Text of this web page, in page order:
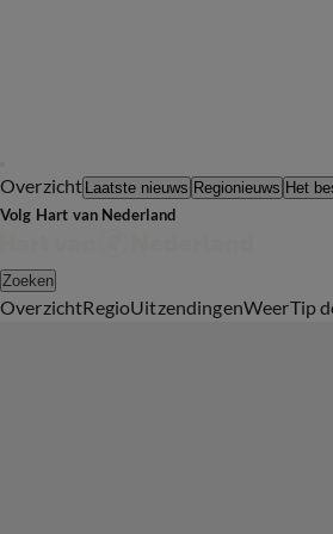
Overzicht Laatste nieuws Regionieuws Het
Volg Hart van Nederland
Zoeken
OverzichtRegioUitzendingenWeerTip